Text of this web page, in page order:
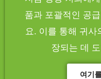
품과 포괄적인 공
요. 이를 통해 귀
장되는 데
여기